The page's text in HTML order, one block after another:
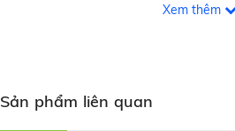
Xem thêm
Sản phẩm liên quan